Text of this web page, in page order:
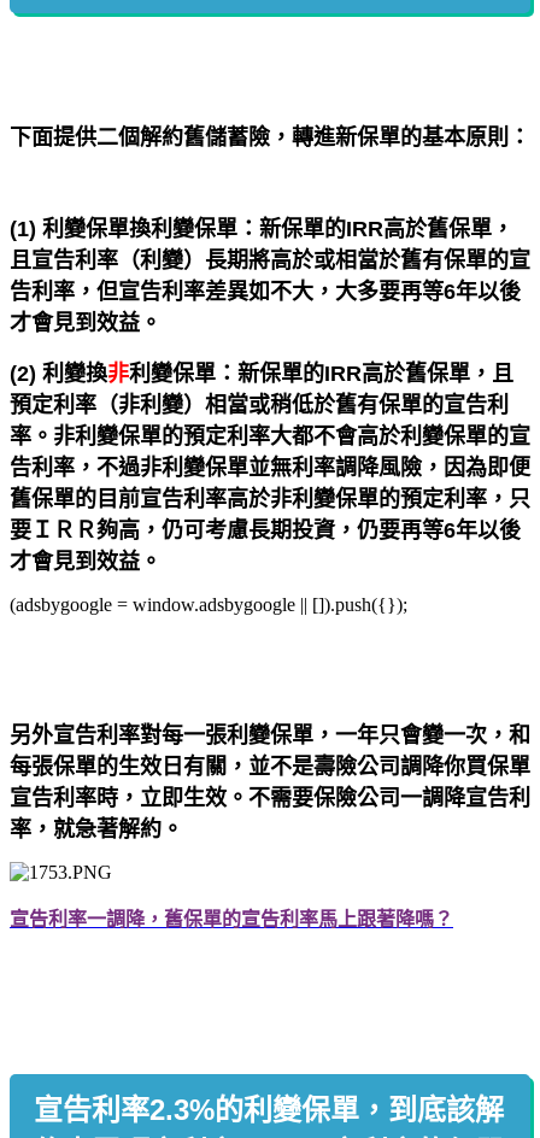
下面提供二個解約舊儲蓄險，轉進新保單的基本原則：
(1) 利變保單換利變保單：新保單的IRR高於舊保單，
且宣告利率（利變）長期將高於或相當於舊有保單的宣
告利率，但宣告利率差異如不大，大多要再等6年以後
才會見到效益。
(2) 利變換非利變保單：新保單的IRR高於舊保單，且
預定利率（非利變）相當或稍低於舊有保單的宣告利
率。非利變保單的預定利率大都不會高於利變保單的宣
告利率，不過非利變保單並無利率調降風險，因為即便
舊保單的目前宣告利率高於非利變保單的預定利率，只
要ＩＲＲ夠高，仍可考慮長期投資，仍要再等6年以後
才會見到效益。
(adsbygoogle = window.adsbygoogle || []).push({});
另外宣告利率對每一張利變保單，一年只會變一次，和
每張保單的生效日有關，並不是壽險公司調降你買保單
宣告利率時，立即生效。不需要保險公司一調降宣告利
率，就急著解約。
宣告利率一調降，舊保單的宣告利率馬上跟著降嗎？
宣告利率2.3%的利變保單，到底該解